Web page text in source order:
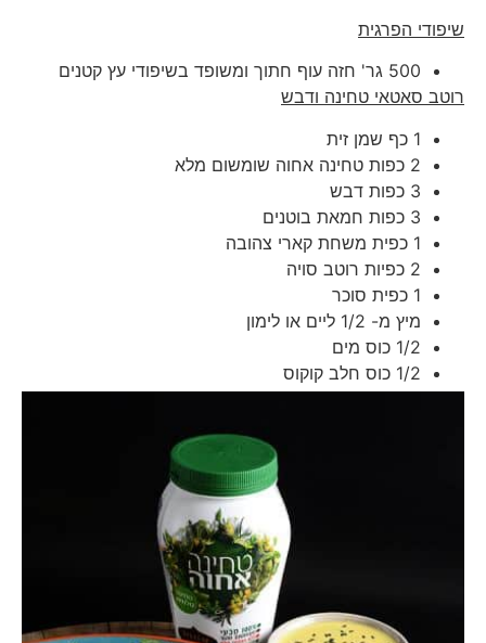
שיפודי הפרגית
500 גר' חזה עוף חתוך ומשופד בשיפודי עץ קטנים
רוטב סאטאי טחינה ודבש
1 כף שמן זית
2 כפות טחינה אחוה שומשום מלא
3 כפות דבש
3 כפות חמאת בוטנים
1 כפית משחת קארי צהובה
2 כפיות רוטב סויה
1 כפית סוכר
מיץ מ- 1/2 ליים או לימון
1/2 כוס מים
1/2 כוס חלב קוקוס